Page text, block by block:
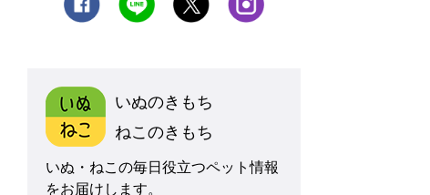
いぬのきもち
ねこのきもち
いぬ・ねこの毎日役立つペット情報
をお届けします。